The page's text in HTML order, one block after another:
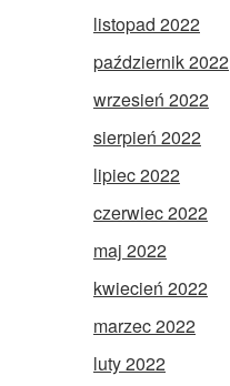
listopad 2022
październik 2022
wrzesień 2022
sierpień 2022
lipiec 2022
czerwiec 2022
maj 2022
kwiecień 2022
marzec 2022
luty 2022